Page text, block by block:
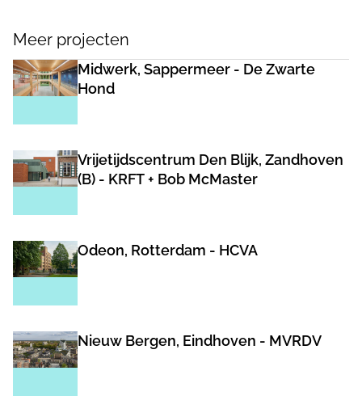
Meer projecten
Midwerk, Sappermeer - De Zwarte
Hond
Vrijetijdscentrum Den Blijk, Zandhoven
(B) - KRFT + Bob McMaster
Odeon, Rotterdam - HCVA
Nieuw Bergen, Eindhoven - MVRDV